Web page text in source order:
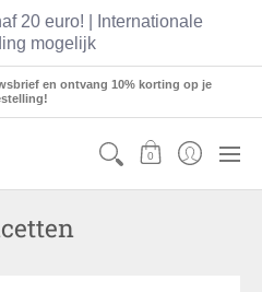
20 euro! | Internationale
mogelijk
Hairstyling
en ontvang 10% korting op je
0